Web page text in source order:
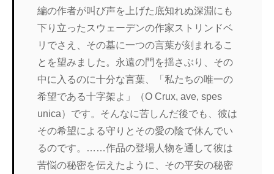
編の作者が叫び声を上げた底知れぬ深淵にも
下り立ったスウェーデンの作家ストリンドベ
リでさえ、その墓に一つの言葉が刻まれるこ
とを望みました。永遠の門を揺さぶり、その
中に入るのに十分な言葉、「私たちの唯一の
希望である十字架よ」（O Crux, ave, spes
unica）です。そんなに苦しんだ後でも、彼は
その希望による守りとその愛の陰で休んでい
るのです。……作品の登場人物を通して彼は
苦悩の秘密を伝えたように、その平安の秘密